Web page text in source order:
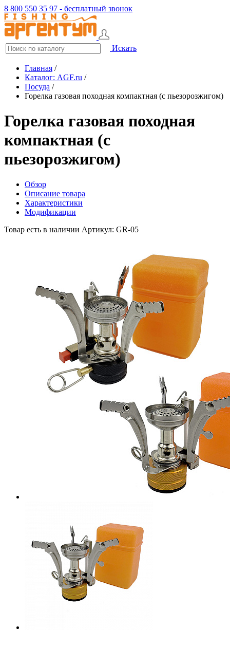
8 800 550 35 97 - бесплатный звонок
Искать
Главная /
Каталог: AGF.ru /
Посуда /
Горелка газовая походная компактная (с пьезорозжигом)
Горелка газовая походная
компактная (с
пьезорозжигом)
Обзор
Описание товара
Характеристики
Модификации
Товар есть в наличии Артикул: GR-05